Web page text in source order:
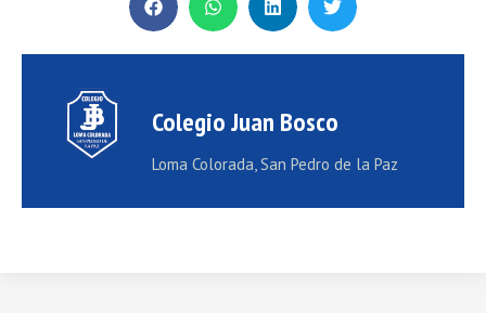
Colegio Juan Bosco
Loma Colorada, San Pedro de la Paz